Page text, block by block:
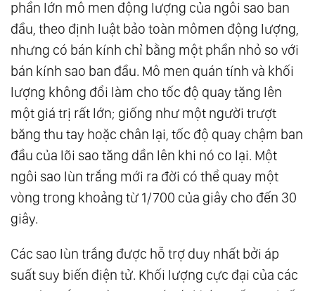
74.
Vạn Vật Đồng Nhất Thể
75.
Thiên Địa Vạn Vật Đồng Nhất Thể
76.Đạo Đức Kinh - Lão Tử
77. Câu Chuyện Linh Hồn Nhỏ Và Mặt Trời
78.Hợp Nhất
79.Khoa Học Tâm Linh Kiến Đại Đồng
80.Sự Thật - The Truth
81.Ảo Ảnh
82.Sự Sống Của Đất - Hãy Bảo Vệ Đất
83.
Ma Khảo
85.
Bàn Về Đạo Và Giáo
phần lớn mô men động lượng của ngôi sao ban
đầu, theo định luật bảo toàn mômen động lượng,
nhưng có bán kính chỉ bằng một phần nhỏ so với
bán kính sao ban đầu. Mô men quán tính và khối
lượng không đổi làm cho tốc độ quay tăng lên
một giá trị rất lớn; giống như một người trượt
băng thu tay hoặc chân lại, tốc độ quay chậm ban
đầu của lõi sao tăng dần lên khi nó co lại. Một
ngôi sao lùn trắng mới ra đời có thể quay một
vòng trong khoảng từ 1/700 của giây cho đến 30
giây.
Các sao lùn trắng được hỗ trợ duy nhất bởi áp
suất suy biến điện tử. Khối lượng cực đại của các